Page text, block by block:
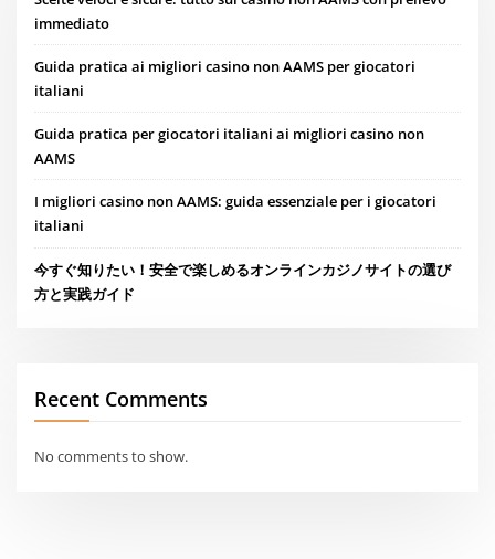
immediato
Guida pratica ai migliori casino non AAMS per giocatori
italiani
Guida pratica per giocatori italiani ai migliori casino non
AAMS
I migliori casino non AAMS: guida essenziale per i giocatori
italiani
今すぐ知りたい！安全で楽しめるオンラインカジノサイトの選び
方と実践ガイド
Recent Comments
No comments to show.